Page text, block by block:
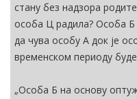
стану без надзора
особа Ц радила? Особа
да чува особу А док је
временском периоду
„Особа Б на основу